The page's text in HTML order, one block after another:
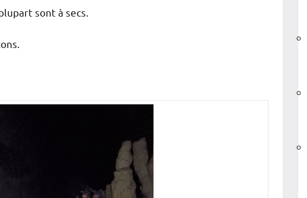
sont à secs.